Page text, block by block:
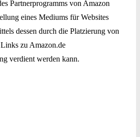
Partnerprogramms von Amazon
eines Mediums für Websites
dessen durch die Platzierung von
zu Amazon.de
verdient werden kann.